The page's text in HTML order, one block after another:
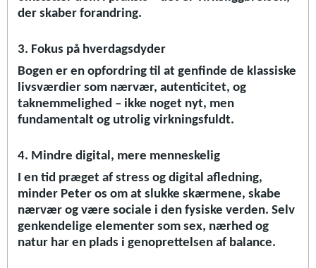
der skaber forandring.
3. Fokus på hverdagsdyder
Bogen er en opfordring til at genfinde de klassiske
livsværdier som nærvær, autenticitet, og
taknemmelighed – ikke noget nyt, men
fundamentalt og utrolig virkningsfuldt.
4. Mindre digital, mere menneskelig
I en tid præget af stress og digital afledning,
minder Peter os om at slukke skærmene, skabe
nærvær og være sociale i den fysiske verden. Selv
genkendelige elementer som sex, nærhed og
natur har en plads i genoprettelsen af balance.